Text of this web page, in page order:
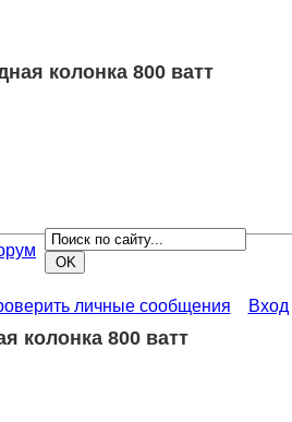
колонка 800 ватт
личные сообщения Вход
колонка 800 ватт